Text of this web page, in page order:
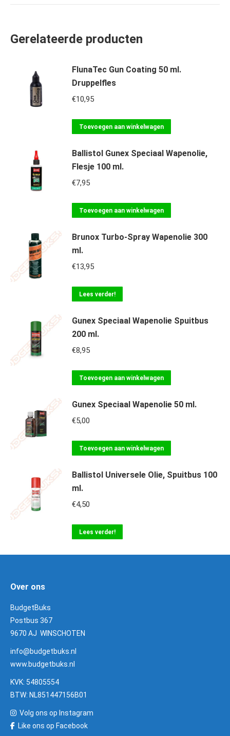
Gerelateerde producten
FlunaTec Gun Coating 50 ml.
Druppelfles
€10,95
Toevoegen aan winkelwagen
Ballistol Gunex Speciaal Wapenolie,
Flesje 100 ml.
€7,95
Toevoegen aan winkelwagen
Brunox Turbo-Spray Wapenolie 300
ml.
€13,95
Lees verder!
Gunex Speciaal Wapenolie Spuitbus
200 ml.
€8,95
Toevoegen aan winkelwagen
Gunex Speciaal Wapenolie 50 ml.
€5,00
Toevoegen aan winkelwagen
Ballistol Universele Olie, Spuitbus 100
ml.
€4,50
Lees verder!
Over ons
BudgetBuks
Postbus 367
9670 AJ WINSCHOTEN
info@budgetbuks.nl
www.budgetbuks.nl
KVK: 54805554
BTW: NL851447156B01
Volg ons op Instagram
Like ons op Facebook